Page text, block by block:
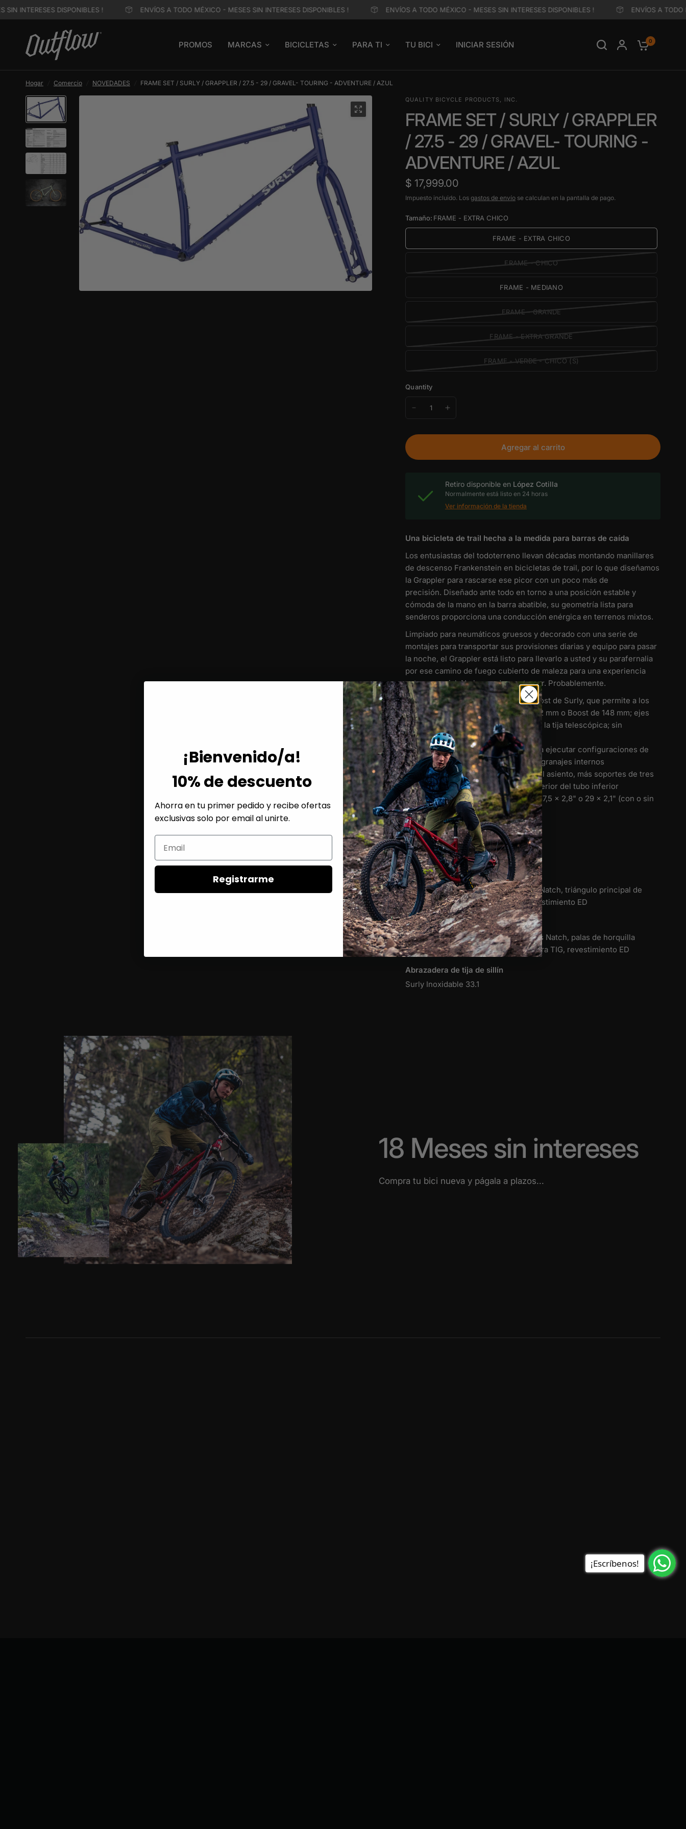
INTERESES DISPONIBLES ! ENVÍOS A TODO MÉXICO - MESES SIN INTERESES DISPONIBLES ! ENVÍOS A TODO MÉXICO - MESES SIN INTERESES DISPONIBLES ! ENVÍOS A TODO
PROMOS MARCAS BICICLETAS PARA TI TU BICI INICIAR SESIÓN 0
Hogar Comercio NOVEDADES FRAME SET / SURLY / GRAPPLER / 27.5 - 29 / GRAVEL- TOURING - ADVENTURE / AZUL
QUALITY BICYCLE PRODUCTS, INC.
FRAME SET / SURLY / GRAPPLER
/ 27.5 - 29 / GRAVEL- TOURING -
ADVENTURE / AZUL
$ 17,999.00
Impuesto incluido. Los gastos de envío se calculan en la pantalla de pago.
Tamaño: FRAME - EXTRA CHICO
FRAME - EXTRA CHICO
FRAME - CHICO
FRAME - MEDIANO
FRAME - GRANDE
FRAME - EXTRA GRANDE
FRAME - VERDE - CHICO (S)
Quantity
Agregar al carrito
Retiro disponible en López Cotilla
Normalmente está listo en 24 horas
Ver información de la tienda
Una bicicleta de trail hecha a la medida para barras de caída
Los entusiastas del todoterreno llevan décadas montando manillares
de descenso Frankenstein en bicicletas de trail, por lo que diseñamos
la Grappler para rascarse ese picor con un poco más de
precisión. Diseñado ante todo en torno a una posición estable y
cómoda de la mano en la barra abatible, su geometría lista para
senderos proporciona una conducción enérgica en terrenos mixtos.
Limpiado para neumáticos gruesos y decorado con una serie de
montajes para transportar sus provisiones diarias y equipo para pasar
la noche, el Grappler está listo para llevarlo a usted y su parafernalia
por ese camino de fuego cubierto de maleza para una experiencia
extrasensorial. No hay nada que temer. Probablemente.
Con el espaciado versátil Gnot-Boost de Surly, que permite a los
ciclistas usar bujes traseros de 142 mm o Boost de 148 mm; ejes
pasantes; enrutamiento sigiloso de la tija telescópica; sin
suspensión corregida
Punteras personalizadas listas para ejecutar configuraciones de
buje de una sola velocidad o de engranajes internos
Boquillas montadas en el tirante del asiento, más soportes de tres
paquetes en la parte superior e inferior del tubo inferior
Espacio libre para neumáticos de 27,5 x 2,8" o 29 x 2,1" (con o sin
guardabarros)
FRAMESET
Cuadro
Cuadro 100 % acero cromado, tubos Natch, triángulo principal de
doble conificado, soldadura TIG, revestimiento ED
Tenedor
Horquilla 100 % acero cromado, tubos Natch, palas de horquilla
cónicas de doble conificado, soldadura TIG, revestimiento ED
Abrazadera de tija de sillín
Surly Inoxidable 33.1
18 Meses sin intereses
Compra tu bici nueva y págala a plazos...
¡Escríbenos!
¡Bienvenido/a!
10% de descuento
Ahorra en tu primer pedido y recibe ofertas
exclusivas solo por email al unirte.
Registrarme